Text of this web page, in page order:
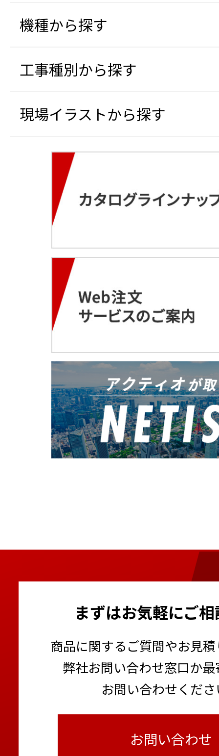
機種から探す
工事種別から探す
現場イラストから探す
まずはお気軽にご
商品に関するご質問やお見
弊社お問い合わせ窓口か
お問い合わせくだ
お問い合わせ